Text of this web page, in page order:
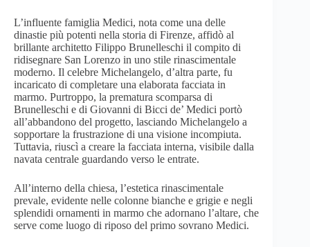
L’influente famiglia Medici, nota come una delle
dinastie più potenti nella storia di Firenze, affidò al
brillante architetto Filippo Brunelleschi il compito di
ridisegnare San Lorenzo in uno stile rinascimentale
moderno. Il celebre Michelangelo, d’altra parte, fu
incaricato di completare una elaborata facciata in
marmo. Purtroppo, la prematura scomparsa di
Brunelleschi e di Giovanni di Bicci de’ Medici portò
all’abbandono del progetto, lasciando Michelangelo a
sopportare la frustrazione di una visione incompiuta.
Tuttavia, riuscì a creare la facciata interna, visibile dalla
navata centrale guardando verso le entrate.
All’interno della chiesa, l’estetica rinascimentale
prevale, evidente nelle colonne bianche e grigie e negli
splendidi ornamenti in marmo che adornano l’altare, che
serve come luogo di riposo del primo sovrano Medici.